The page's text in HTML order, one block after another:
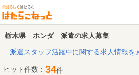
栃木県 ホンダ 派遣の求人募集
派遣スタッフ活躍中に関する求人情報を
ヒット件数： 34件